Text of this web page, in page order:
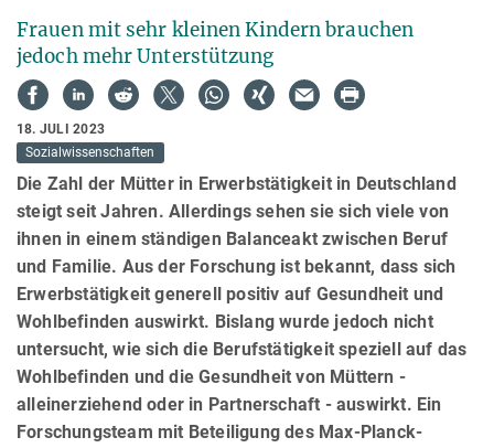
Frauen mit sehr kleinen Kindern brauchen
jedoch mehr Unterstützung
18. JULI 2023
Sozialwissenschaften
Die Zahl der Mütter in Erwerbstätigkeit in Deutschland
steigt seit Jahren. Allerdings sehen sie sich viele von
ihnen in einem ständigen Balanceakt zwischen Beruf
und Familie. Aus der Forschung ist bekannt, dass sich
Erwerbstätigkeit generell positiv auf Gesundheit und
Wohlbefinden auswirkt. Bislang wurde jedoch nicht
untersucht, wie sich die Berufstätigkeit speziell auf das
Wohlbefinden und die Gesundheit von Müttern -
alleinerziehend oder in Partnerschaft - auswirkt. Ein
Forschungsteam mit Beteiligung des Max-Planck-